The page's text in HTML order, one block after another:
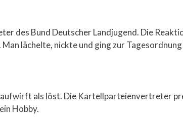
des Bund Deutscher Landjugend. Die
lächelte, nickte und ging zur Tagesordnung
als löst. Die Kartellparteienvertreter
Hobby.